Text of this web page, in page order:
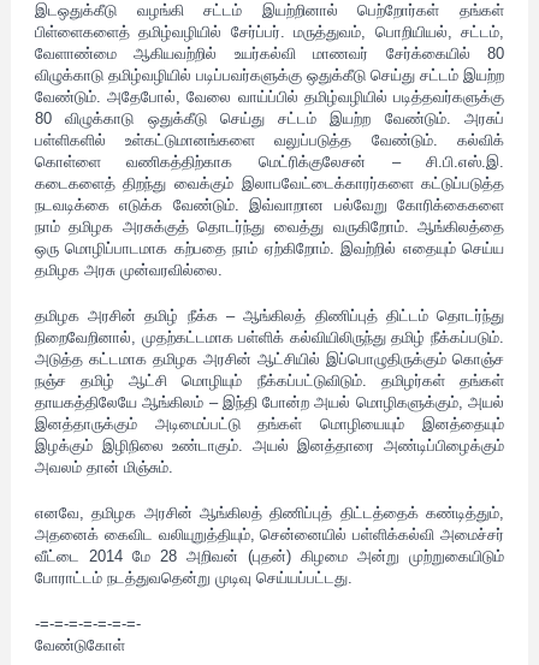
இடஒதுக்கீடு வழங்கி சட்டம் இயற்றினால் பெற்றோர்கள் தங்கள்
பிள்ளைகளைத் தமிழ்வழியில் சேர்ப்பர். மருத்துவம், பொறியியல், சட்டம்,
வேளாண்மை ஆகியவற்றில் உயர்கல்வி மாணவர் சேர்க்கையில் 80
விழுக்காடு தமிழ்வழியில் படிப்பவர்களுக்கு ஒதுக்கீடு செய்து சட்டம் இயற்ற
வேண்டும். அதேபோல், வேலை வாய்ப்பில் தமிழ்வழியில் படித்தவர்களுக்கு
80 விழுக்காடு ஒதுக்கீடு செய்து சட்டம் இயற்ற வேண்டும். அரசுப்
பள்ளிகளில் உள்கட்டுமானங்களை வலுப்படுத்த வேண்டும். கல்விக்
கொள்ளை வணிகத்திற்காக மெட்ரிக்குலேசன் – சி.பி.எஸ்.இ.
கடைகளைத் திறந்து வைக்கும் இலாபவேட்டைக்காரர்களை கட்டுப்படுத்த
நடவடிக்கை எடுக்க வேண்டும். இவ்வாறான பல்வேறு கோரிக்கைகளை
நாம் தமிழக அரசுக்குத் தொடர்ந்து வைத்து வருகிறோம். ஆங்கிலத்தை
ஒரு மொழிப்பாடமாக கற்பதை நாம் ஏற்கிறோம். இவற்றில் எதையும் செய்ய
தமிழக அரசு முன்வரவில்லை.
தமிழக அரசின் தமிழ் நீக்க – ஆங்கிலத் திணிப்புத் திட்டம் தொடர்ந்து
நிறைவேறினால், முதற்கட்டமாக பள்ளிக் கல்வியிலிருந்து தமிழ் நீக்கப்படும்.
அடுத்த கட்டமாக தமிழக அரசின் ஆட்சியில் இப்பொழுதிருக்கும் கொஞ்ச
நஞ்ச தமிழ் ஆட்சி மொழியும் நீக்கப்பட்டுவிடும். தமிழர்கள் தங்கள்
தாயகத்திலேயே ஆங்கிலம் – இந்தி போன்ற அயல் மொழிகளுக்கும், அயல்
இனத்தாருக்கும் அடிமைப்பட்டு தங்கள் மொழியையும் இனத்தையும்
இழக்கும் இழிநிலை உண்டாகும். அயல் இனத்தாரை அண்டிப்பிழைக்கும்
அவலம் தான் மிஞ்சும்.
எனவே, தமிழக அரசின் ஆங்கிலத் திணிப்புத் திட்டத்தைக் கண்டித்தும்,
அதனைக் கைவிட வலியுறுத்தியும், சென்னையில் பள்ளிக்கல்வி அமைச்சர்
வீட்டை 2014 மே 28 அறிவன் (புதன்) கிழமை அன்று முற்றுகையிடும்
போராட்டம் நடத்துவதென்று முடிவு செய்யப்பட்டது.
-=-=-=-=-=-=-=-
வேண்டுகோள்